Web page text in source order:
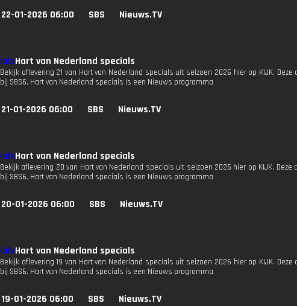
22-01-2026 06:00 SBS Nieuws.TV
Hart van Nederland specials
Bekijk aflevering 21 van Hart van Nederland specials uit seizoen 2026 hier op KIJK.
bij SBS6. Hart van Nederland specials is een Nieuws programma
21-01-2026 06:00 SBS Nieuws.TV
Hart van Nederland specials
Bekijk aflevering 20 van Hart van Nederland specials uit seizoen 2026 hier op KIJK.
bij SBS6. Hart van Nederland specials is een Nieuws programma
20-01-2026 06:00 SBS Nieuws.TV
Hart van Nederland specials
Bekijk aflevering 19 van Hart van Nederland specials uit seizoen 2026 hier op KIJK.
bij SBS6. Hart van Nederland specials is een Nieuws programma
19-01-2026 06:00 SBS Nieuws.TV